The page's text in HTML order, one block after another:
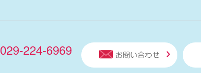
029-224-6969 お問い合わせ